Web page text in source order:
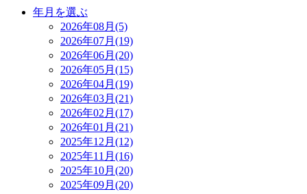
年月を選ぶ
2026年08月(5)
2026年07月(19)
2026年06月(20)
2026年05月(15)
2026年04月(19)
2026年03月(21)
2026年02月(17)
2026年01月(21)
2025年12月(12)
2025年11月(16)
2025年10月(20)
2025年09月(20)